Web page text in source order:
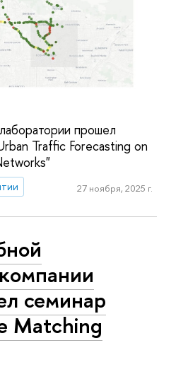
прошел
Traffic Forecasting on
27 ноября, 2025 г.
семинар
Matching